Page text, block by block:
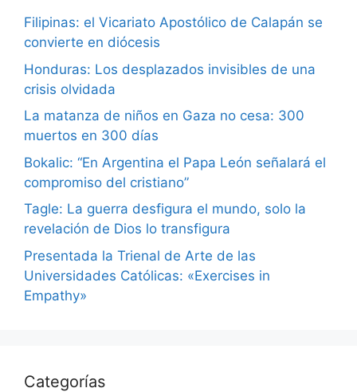
Filipinas: el Vicariato Apostólico de Calapán se
convierte en diócesis
Honduras: Los desplazados invisibles de una
crisis olvidada
La matanza de niños en Gaza no cesa: 300
muertos en 300 días
Bokalic: “En Argentina el Papa León señalará el
compromiso del cristiano”
Tagle: La guerra desfigura el mundo, solo la
revelación de Dios lo transfigura
Presentada la Trienal de Arte de las
Universidades Católicas: «Exercises in
Empathy»
Categorías